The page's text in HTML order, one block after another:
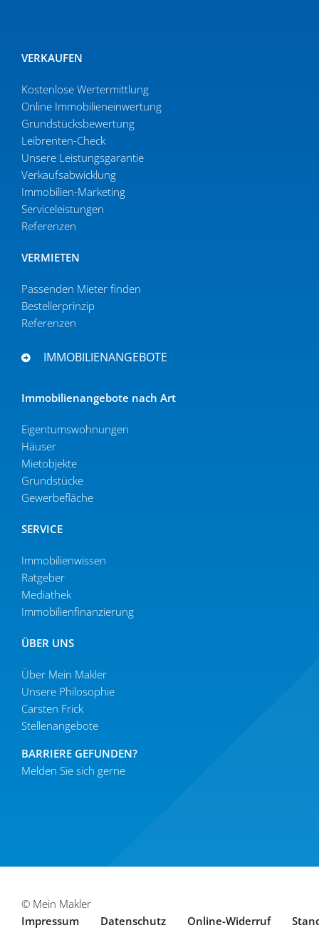
VERKAUFEN
Kostenlose Wertermittlung
Online Immobi­li­en­ein­wertung
Grund­stücks­be­wertung
Leibrenten-Check
Unsere Leistungsgarantie
Verkaufs­ab­wicklung
Immobilien-Marketing
Serviceleistungen
Referenzen
VERMIETEN
Passenden Mieter finden
Bestel­ler­prinzip
Referenzen
IMMOBILIENANGEBOTE
Immobi­li­en­an­gebote nach Art
Eigen­tums­woh­nungen
Häuser
Mietob­jekte
Grund­stücke
Gewer­be­fläche
SERVICE
Immobilien­wissen
Ratgeber
Mediathek
Immobi­li­en­fi­nan­zierung
ÜBER UNS
Über Mein Makler
Unsere Philo­sophie
Carsten Frick
Stellen­an­gebote
BARRIERE GEFUNDEN?
Melden Sie sich gerne
© Mein Makler
Impressum
Daten­schutz Online-Widerruf